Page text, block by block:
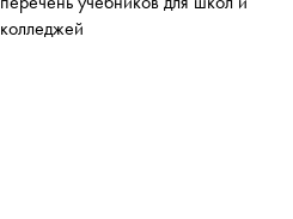
колледжей